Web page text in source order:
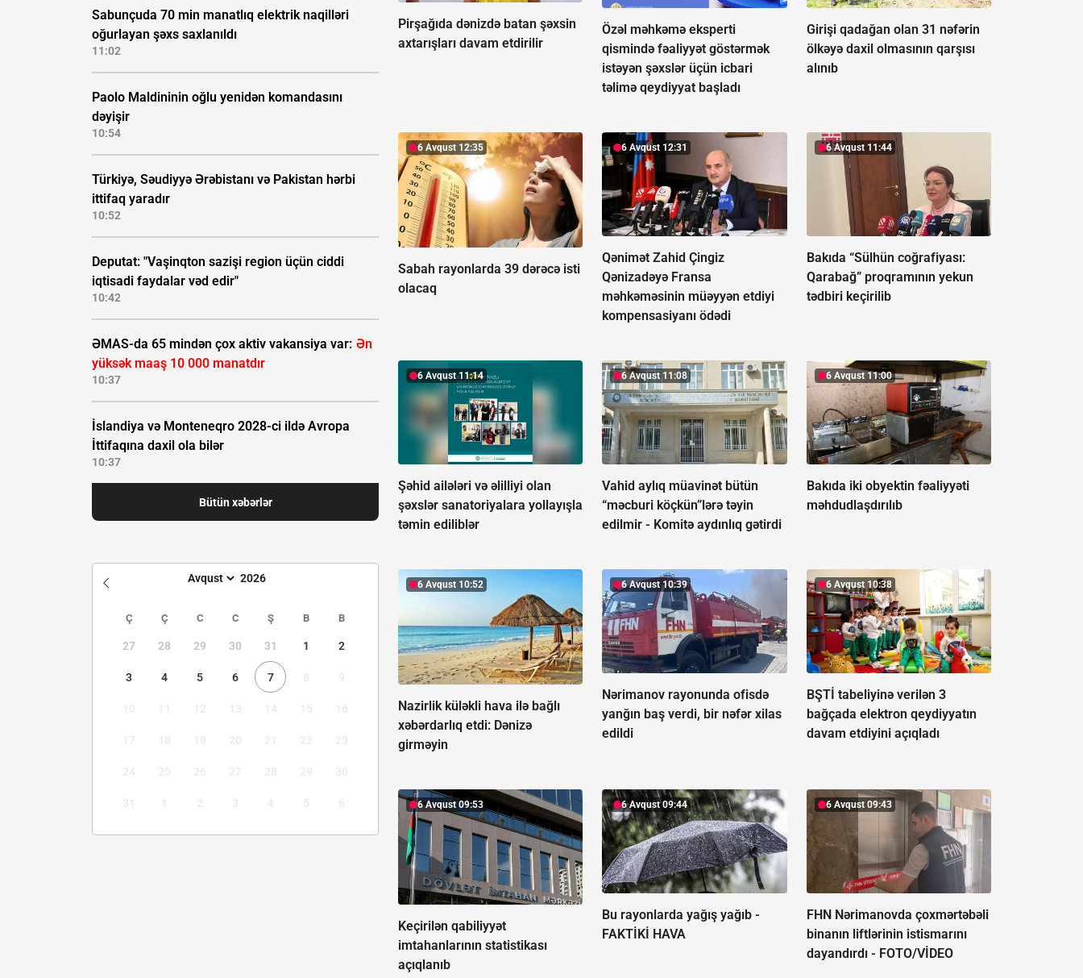
Sabunçuda 70 min manatlıq elektrik naqilləri
oğurlayan şəxs saxlanıldı
11:02
Paolo Maldininin oğlu yenidən komandasını
dəyişir
10:54
Türkiyə, Səudiyyə Ərəbistanı və Pakistan hərbi
ittifaq yaradır
10:52
Deputat: "Vaşinqton sazişi region üçün ciddi
iqtisadi faydalar vəd edir"
10:42
ƏMAS-da 65 mindən çox aktiv vakansiya var: Ən
yüksək maaş 10 000 manatdır
10:37
İslandiya və Monteneqro 2028-ci ildə Avropa
İttifaqına daxil ola bilər
10:37
Bütün xəbərlər
Ç Ç C C Ş B B
27 28 29 30 31 1 2
3 4 5 6 7
Pirşağıda dənizdə batan şəxsin
axtarışları davam etdirilir
Özəl məhkəmə eksperti
qismində fəaliyyət göstərmək
istəyən şəxslər üçün icbari
təlimə qeydiyyat başladı
Girişi qadağan olan 31 nəfərin
ölkəyə daxil olmasının qarşısı
alınıb
6 Avqust 12:35
Sabah rayonlarda 39 dərəcə isti
olacaq
6 Avqust 12:31
Qənimət Zahid Çingiz
Qənizadəyə Fransa
məhkəməsinin müəyyən etdiyi
kompensasiyanı ödədi
6 Avqust 11:44
Bakıda “Sülhün coğrafiyası:
Qarabağ” proqramının yekun
tədbiri keçirilib
6 Avqust 11:14
Şəhid ailələri və əlilliyi olan
şəxslər sanatoriyalara yollayışla
təmin ediliblər
6 Avqust 11:08
Vahid aylıq müavinət bütün
“məcburi köçkün”lərə təyin
edilmir - Komitə aydınlıq gətirdi
6 Avqust 11:00
Bakıda iki obyektin fəaliyyəti
məhdudlaşdırılıb
6 Avqust 10:52
Nazirlik küləkli hava ilə bağlı
xəbərdarlıq etdi: Dənizə
girməyin
6 Avqust 10:39
Nərimanov rayonunda ofisdə
yanğın baş verdi, bir nəfər xilas
edildi
6 Avqust 10:38
BŞTİ tabeliyinə verilən 3
bağçada elektron qeydiyyatın
davam etdiyini açıqladı
6 Avqust 09:53
Keçirilən qabiliyyət
imtahanlarının statistikası
açıqlanıb
6 Avqust 09:44
Bu rayonlarda yağış yağıb -
FAKTİKİ HAVA
6 Avqust 09:43
FHN Nərimanovda çoxmərtəbəli
binanın liftlərinin istismarını
dayandırdı - FOTO/VİDEO